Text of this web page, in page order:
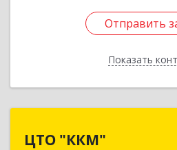
Отправить
Показать
Отправить
Назад
ЦТО "ККМ"